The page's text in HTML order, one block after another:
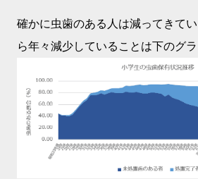
確かに虫歯のある人は減ってきて
ら年々減少していることは下のグラ